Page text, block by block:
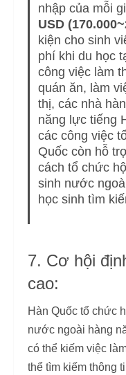
nhập của mỗi
USD
kiện cho sinh
phí khi du học
công việc làm
quán ăn, làm
thị, các nhà
năng lực tiếng
các công việc
Quốc còn hỗ
cách tổ chức
sinh nước
học sinh tìm
7. Cơ hội
cao:
Hàn Quốc tổ chức
nước ngoài hàng
có thể kiếm việc
thể tìm kiếm thông